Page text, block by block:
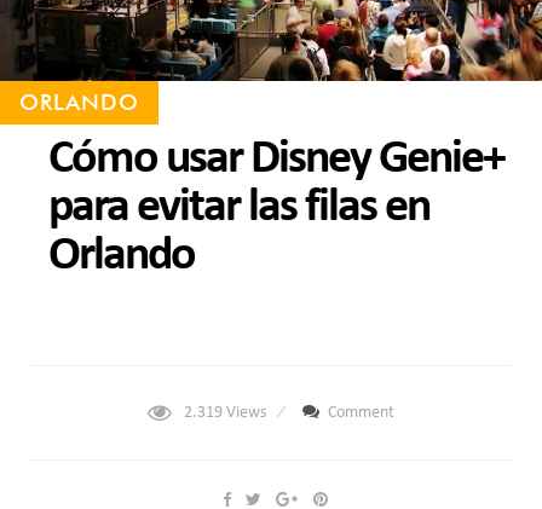
ORLANDO
Cómo usar Disney Genie+
para evitar las filas en
Orlando
2.319 Views Comment